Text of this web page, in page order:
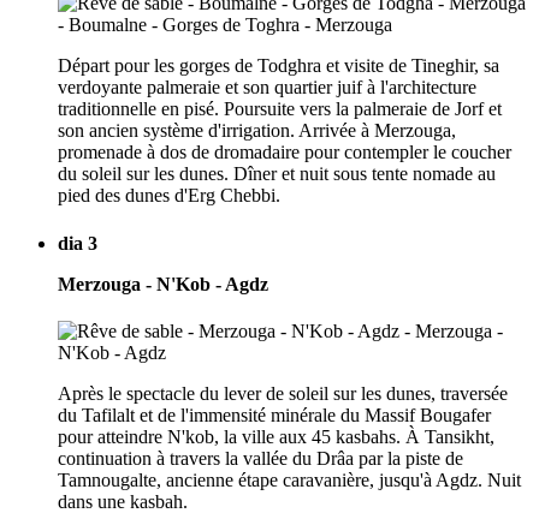
Départ pour les gorges de Todghra et visite de Tineghir, sa
verdoyante palmeraie et son quartier juif à l'architecture
traditionnelle en pisé. Poursuite vers la palmeraie de Jorf et
son ancien système d'irrigation. Arrivée à Merzouga,
promenade à dos de dromadaire pour contempler le coucher
du soleil sur les dunes. Dîner et nuit sous tente nomade au
pied des dunes d'Erg Chebbi.
dia 3
Merzouga - N'Kob - Agdz
Après le spectacle du lever de soleil sur les dunes, traversée
du Tafilalt et de l'immensité minérale du Massif Bougafer
pour atteindre N'kob, la ville aux 45 kasbahs. À Tansikht,
continuation à travers la vallée du Drâa par la piste de
Tamnougalte, ancienne étape caravanière, jusqu'à Agdz. Nuit
dans une kasbah.